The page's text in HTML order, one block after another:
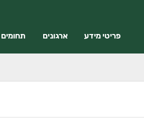
פריטי מידע ארגונים תחומים